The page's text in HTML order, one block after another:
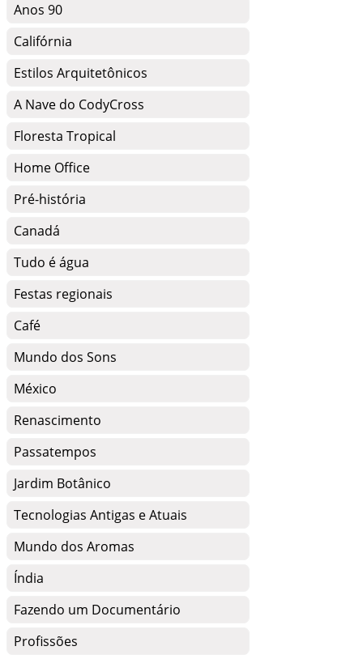
Anos 90
Califórnia
Estilos Arquitetônicos
A Nave do CodyCross
Floresta Tropical
Home Office
Pré-história
Canadá
Tudo é água
Festas regionais
Café
Mundo dos Sons
México
Renascimento
Passatempos
Jardim Botânico
Tecnologias Antigas e Atuais
Mundo dos Aromas
Índia
Fazendo um Documentário
Profissões